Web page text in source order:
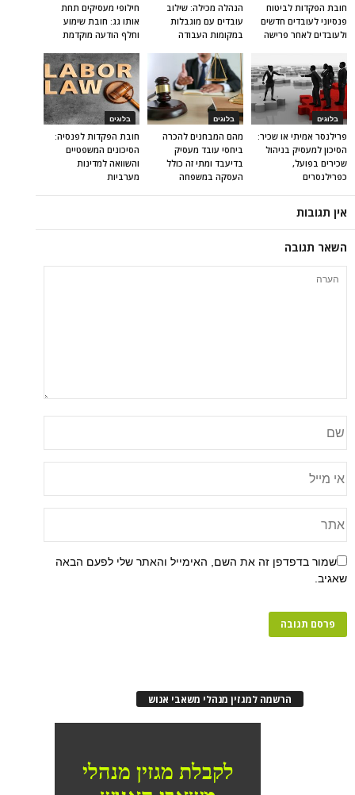
חילופי מעסיקים תחת
אותו גג: חובת שימוע
וחלף הודעה מוקדמת
הנהלה מכילה: שילוב
עובדים עם מוגבלות
במקומות העבודה
חובת הפקדות לביטוח
פנסיוני לעובדים חדשים
ולעובדים לאחר פרישה
בלוגים
חובת הפקדות לפנסיה:
הסיכונים המשפטיים
והשוואה למדינות
מערביות
בלוגים
מהם המבחנים להכרה
ביחסי עובד מעסיק
בדיעבד ומתי זה כולל
העסקה במשפחה
בלוגים
פרילנסר אמיתי או שכיר:
הסיכון למעסיק בניהול
שכירים בפועל,
כפרילנסרים
אין תגובות
השאר תגובה
שמור בדפדפן זה את השם, האימייל והאתר שלי לפעם הבאה
שאגיב.
הרשמה למגזין מנהלי משאבי אנוש